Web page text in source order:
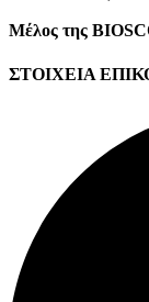
Μέλος της
ΣΤΟΙΧΕΙΑ